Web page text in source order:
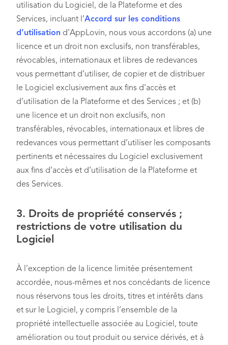
utilisation du Logiciel, de la Plateforme et des
Services, incluant l’Accord sur les conditions
d’utilisation d’AppLovin, nous vous accordons (a) une
licence et un droit non exclusifs, non transférables,
révocables, internationaux et libres de redevances
vous permettant d’utiliser, de copier et de distribuer
le Logiciel exclusivement aux fins d’accès et
d’utilisation de la Plateforme et des Services ; et (b)
une licence et un droit non exclusifs, non
transférables, révocables, internationaux et libres de
redevances vous permettant d’utiliser les composants
pertinents et nécessaires du Logiciel exclusivement
aux fins d’accès et d’utilisation de la Plateforme et
des Services.
3. Droits de propriété conservés ;
restrictions de votre utilisation du
Logiciel
À l’exception de la licence limitée présentement
accordée, nous-mêmes et nos concédants de licence
nous réservons tous les droits, titres et intérêts dans
et sur le Logiciel, y compris l’ensemble de la
propriété intellectuelle associée au Logiciel, toute
amélioration ou tout produit ou service dérivés, et à